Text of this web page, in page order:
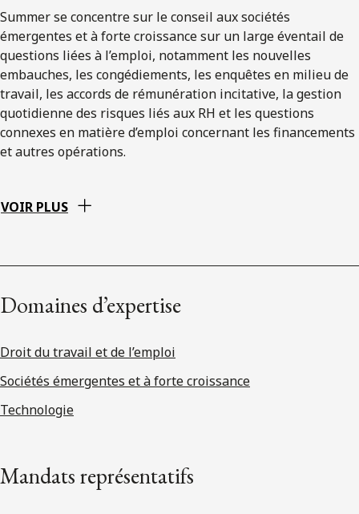
Summer se concentre sur le conseil aux sociétés
émergentes et à forte croissance sur un large éventail de
questions liées à l’emploi, notamment les nouvelles
embauches, les congédiements, les enquêtes en milieu de
travail, les accords de rémunération incitative, la gestion
quotidienne des risques liés aux RH et les questions
connexes en matière d’emploi concernant les financements
et autres opérations.
VOIR PLUS
Domaines d’expertise
Droit du travail et de l’emploi
Sociétés émergentes et à forte croissance
Technologie
Mandats représentatifs